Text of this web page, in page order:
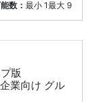
数：最小 1最大 9
版
業向け グル